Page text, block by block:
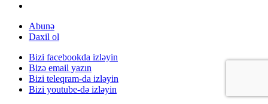
Abunə
Daxil ol
Bizi facebookda izləyin
Bizə email yazın
Bizi teleqram-da izləyin
Bizi youtube-də izləyin